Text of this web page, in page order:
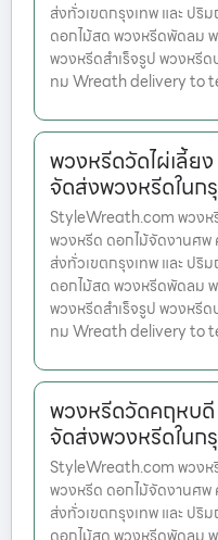
ส่งทั่วเขตกรุงเทพ และ ป
ดอกไม้สด พวงหรีดพัดลม
พวงหรีดสำเร็จรูป พวงหรี
ทม Wreath delivery to
พวงหรีดวัดไผ่เลี้ย
จัดส่งพวงหรีดในก
StyleWreath.com พวงห
พวงหรีด ดอกไม้จัดงานศพ
ส่งทั่วเขตกรุงเทพ และ ป
ดอกไม้สด พวงหรีดพัดลม
พวงหรีดสำเร็จรูป พวงหรี
ทม Wreath delivery to
พวงหรีดวัดคฤหบดี
จัดส่งพวงหรีดในก
StyleWreath.com พวงห
พวงหรีด ดอกไม้จัดงานศพ
ส่งทั่วเขตกรุงเทพ และ ป